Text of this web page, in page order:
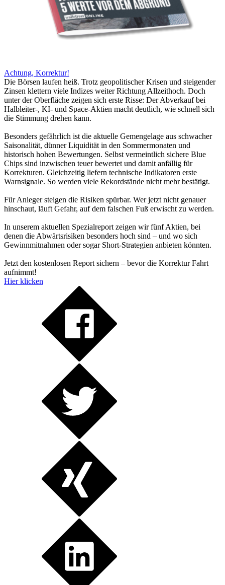
Achtung, Korrektur!
Die Börsen laufen heiß. Trotz geopolitischer Krisen und steigender
Zinsen klettern viele Indizes weiter Richtung Allzeithoch. Doch
unter der Oberfläche zeigen sich erste Risse: Der Abverkauf bei
Halbleiter-, KI- und Space-Aktien macht deutlich, wie schnell sich
die Stimmung drehen kann.
Besonders gefährlich ist die aktuelle Gemengelage aus schwacher
Saisonalität, dünner Liquidität in den Sommermonaten und
historisch hohen Bewertungen. Selbst vermeintlich sichere Blue
Chips sind inzwischen teuer bewertet und damit anfällig für
Korrekturen. Gleichzeitig liefern technische Indikatoren erste
Warnsignale. So werden viele Rekordstände nicht mehr bestätigt.
Für Anleger steigen die Risiken spürbar. Wer jetzt nicht genauer
hinschaut, läuft Gefahr, auf dem falschen Fuß erwischt zu werden.
In unserem aktuellen Spezialreport zeigen wir fünf Aktien, bei
denen die Abwärtsrisiken besonders hoch sind – und wo sich
Gewinnmitnahmen oder sogar Short-Strategien anbieten könnten.
Jetzt den kostenlosen Report sichern – bevor die Korrektur Fahrt
aufnimmt!
Hier klicken